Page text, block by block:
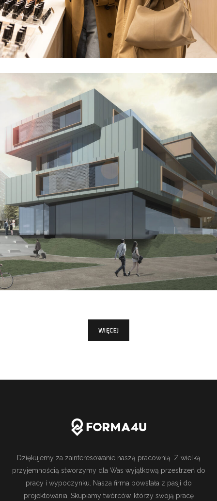
Inkubator Przedsiębiorczości
ARCHITEKTURA
WIĘCEJ
Dziękujemy za zainteresowanie naszą pracownią. Z wielką
przyjemnością stworzymy dla Was wyjątkową przestrzeń do
pracy i wypoczynku. Nasza firma powstała z pasji do
projektowania. Skupiamy twórców, którzy swoją pracę